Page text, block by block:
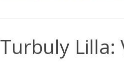
Turbuly Lilla: